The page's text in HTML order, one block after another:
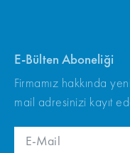
E-Bülten Aboneliği
Firmamız hakkında
mail adresinizi kayıt